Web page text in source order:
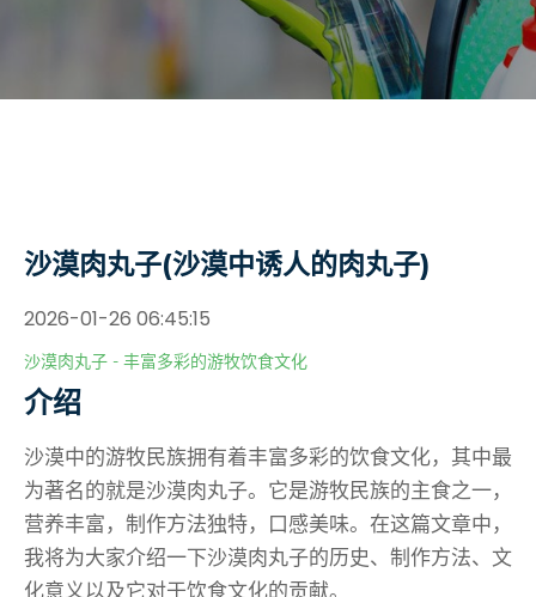
沙漠肉丸子(沙漠中诱人的肉丸子)
2026-01-26 06:45:15
沙漠肉丸子 - 丰富多彩的游牧饮食文化
介绍
沙漠中的游牧民族拥有着丰富多彩的饮食文化，其中最
为著名的就是沙漠肉丸子。它是游牧民族的主食之一，
营养丰富，制作方法独特，口感美味。在这篇文章中，
我将为大家介绍一下沙漠肉丸子的历史、制作方法、文
化意义以及它对于饮食文化的贡献。